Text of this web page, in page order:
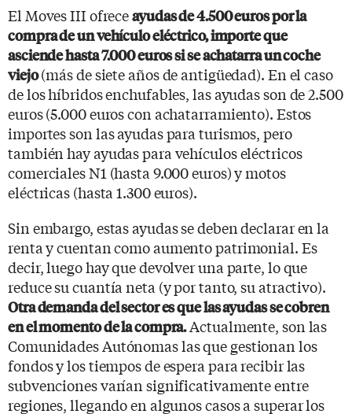
El Moves III ofreceayudas de 4.500 euros por la
compra de un vehículo eléctrico, importe que
asciende hasta 7.000 euros si se achatarra un coche
viejo(más de siete años de antigüedad). En el caso
de los híbridos enchufables, las ayudas son de 2.500
euros (5.000 euros con achatarramiento). Estos
importes son las ayudas para turismos, pero
también hay ayudas para vehículos eléctricos
comerciales N1 (hasta 9.000 euros) y motos
eléctricas (hasta 1.300 euros).
Sin embargo, estas ayudas se deben declarar en la
renta y cuentan como aumento patrimonial. Es
decir, luego hay que devolver una parte, lo que
reduce su cuantía neta (y por tanto, su atractivo).
Otra demanda del sector es que las ayudas se cobren
en el momento de la compra.Actualmente, son las
Comunidades Autónomas las que gestionan los
fondos y los tiempos de espera para recibir las
subvenciones varían significativamente entre
regiones, llegando en algunos casos a superar los